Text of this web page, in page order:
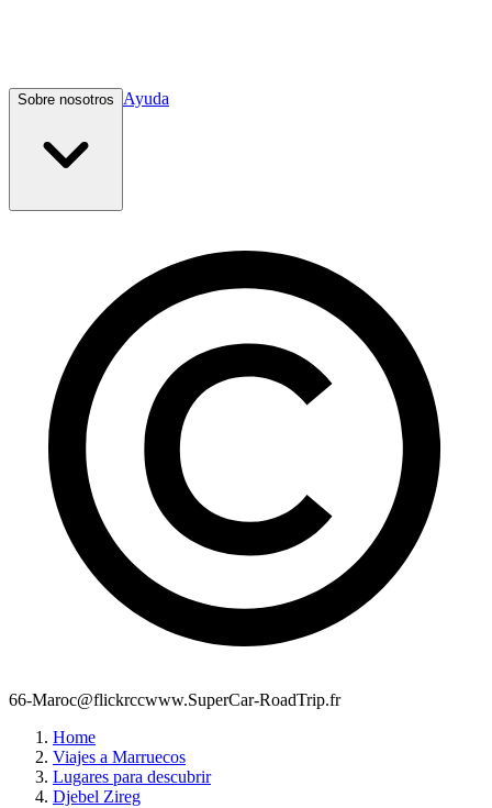
Sobre nosotros Ayuda
66-Maroc@flickrccwww.SuperCar-RoadTrip.fr
Home
Viajes a Marruecos
Lugares para descubrir
Djebel Zireg